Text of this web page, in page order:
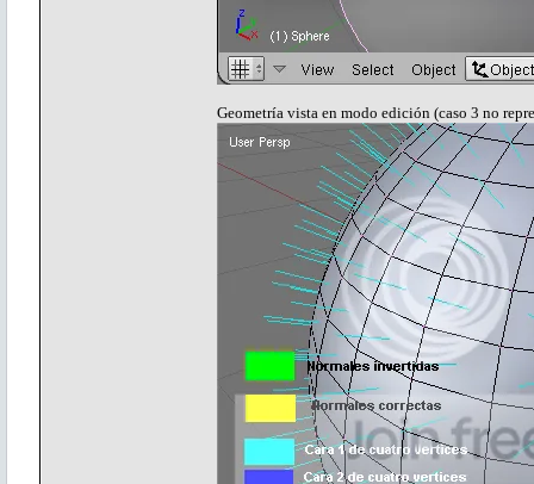
Geometría vista en modo edición (caso 3 no